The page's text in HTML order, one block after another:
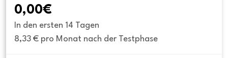
0,00€
In den ersten 14 Tagen
8,33 € pro Monat nach der Testphase